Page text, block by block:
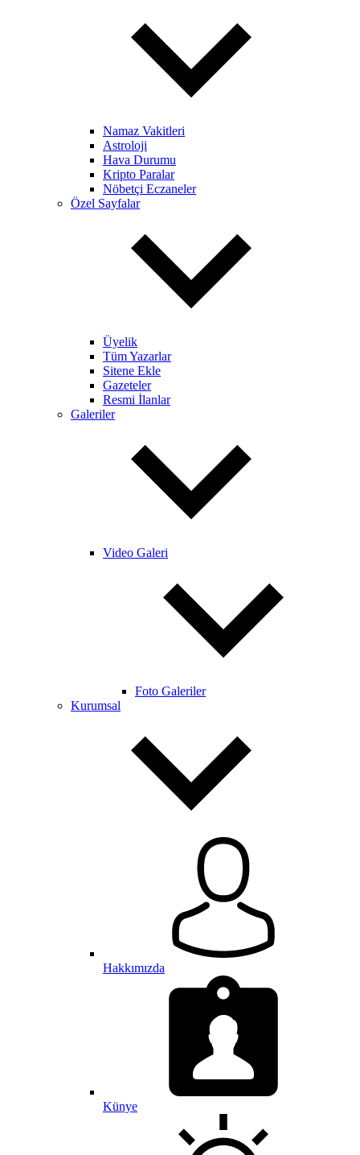
Namaz Vakitleri
Astroloji
Hava Durumu
Kripto Paralar
Nöbetçi Eczaneler
Özel Sayfalar
Üyelik
Tüm Yazarlar
Sitene Ekle
Gazeteler
Resmi İlanlar
Galeriler
Video Galeri
Foto Galeriler
Kurumsal
Hakkımızda
Künye